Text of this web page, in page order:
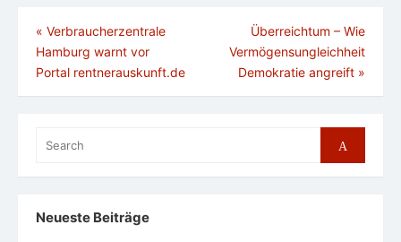
Beitragsnavigation
« Verbraucherzentrale
Hamburg warnt vor
Portal rentnerauskunft.de
Überreichtum – Wie
Vermögensungleichheit
Demokratie angreift »
for:
Search
Neueste Beiträge